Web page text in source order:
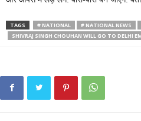
TAGS # NATIONAL # NATIONAL NEWS
SHIVRAJ SINGH CHOUHAN WILL GO TO DELHI